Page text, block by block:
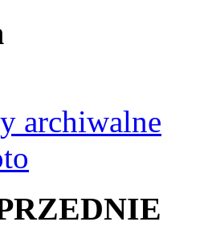
archiwalne